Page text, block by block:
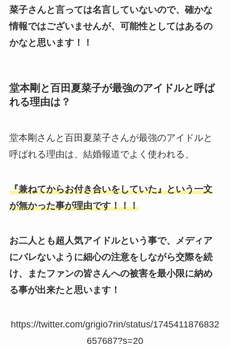
菜子さんと言っては名言していないので、確かな
情報ではございませんが、可能性としてはあるの
かなと思います！！
堂本剛と百田夏菜子が最強のアイドルと呼ば
れる理由は？
堂本剛さんと百田夏菜子さんが最強のアイドルと
呼ばれる理由は、結婚報道でよく使われる、
『兼ねてからお付き合いをしていた』という一文
が無かった事が理由です！！！
お二人とも超人気アイドルという事で、メディア
にバレないように細心の注意をしながら交際を続
け、またファンの皆さんへの被害を最小限に納め
る事が出来たと思います！
https://twitter.com/grigio7rin/status/1745411876832
657687?s=20